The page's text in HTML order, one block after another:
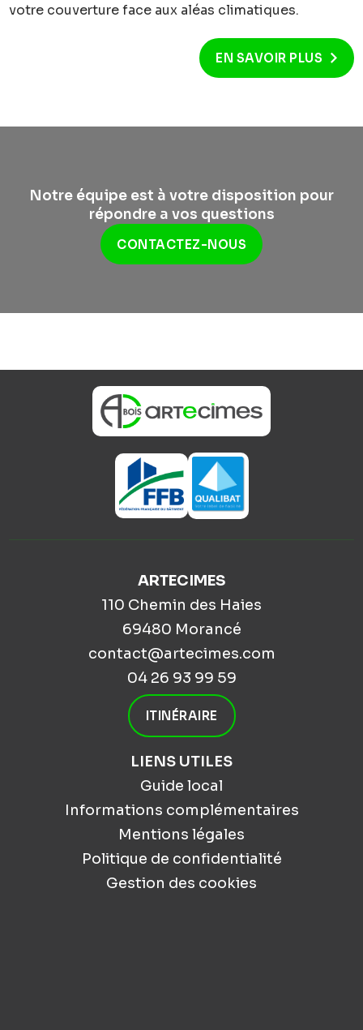
votre couverture face aux aléas climatiques.
EN SAVOIR PLUS
Notre équipe est à votre disposition pour
répondre a vos questions
CONTACTEZ-NOUS
ARTECIMES
110 Chemin des Haies
69480 Morancé
contact@artecimes.com
04 26 93 99 59
ITINÉRAIRE
LIENS UTILES
Guide local
Informations complémentaires
Mentions légales
Politique de confidentialité
Gestion des cookies